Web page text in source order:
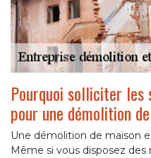
Pourquoi solliciter les
pour une démolition
Une démolition de maison
Même si vous disposez